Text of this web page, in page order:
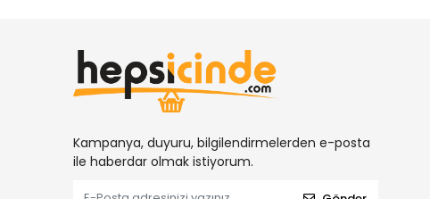
Kampanya, duyuru, bilgilendirmelerden e-posta
ile haberdar olmak istiyorum.